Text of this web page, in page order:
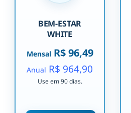
BEM-ESTAR
WHITE
MensalR$ 96,49
Anual R$ 964,90
Use em 90 dias.